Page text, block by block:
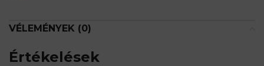
VÉLEMÉNYEK (0)
Értékelések